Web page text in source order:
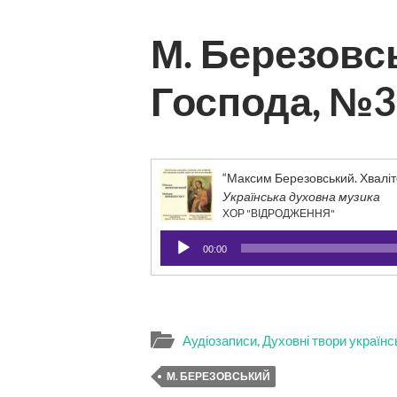
М.
Господа, №3
“Максим Березовський.
Українська духовна музика
ХОР "ВІДРОДЖЕННЯ"
Аудіопрогравач
00:00
Аудіозаписи,Духовні твори
М. БЕРЕЗОВСЬКИЙ